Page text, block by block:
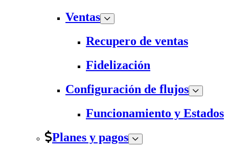
Ventas
Recupero de ventas
Fidelización
Configuración de flujos
Funcionamiento y Estados
Planes y pagos